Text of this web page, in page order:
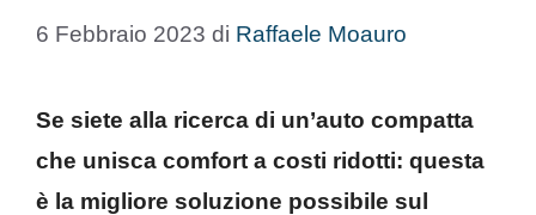
6 Febbraio 2023 di Raffaele Moauro
Se siete alla ricerca di un’auto compatta
che unisca comfort a costi ridotti: questa
è la migliore soluzione possibile sul